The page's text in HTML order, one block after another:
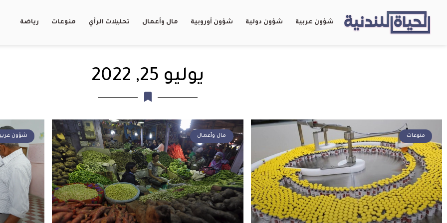
شؤون عربية شؤون دولية شؤون أوروبية مال وأعمال تحليلات الرأي منوعات رياضة
يوليو 25, 2022
منوعات مال وأعمال شؤون